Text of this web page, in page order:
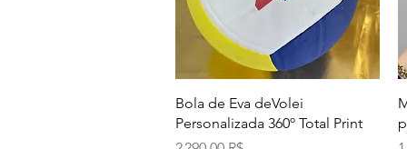
Aperçu rapide
Bola de Eva deVolei
Personalizada 360º Total Print